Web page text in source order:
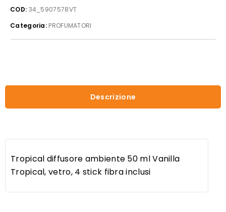
ambiente
ml
Vanilla
COD: 34_5907578VT
Categoria: PROFUMATORI
Descrizione
Tropical diffusore ambiente 50 ml Vanilla
Tropical, vetro, 4 stick fibra inclusi